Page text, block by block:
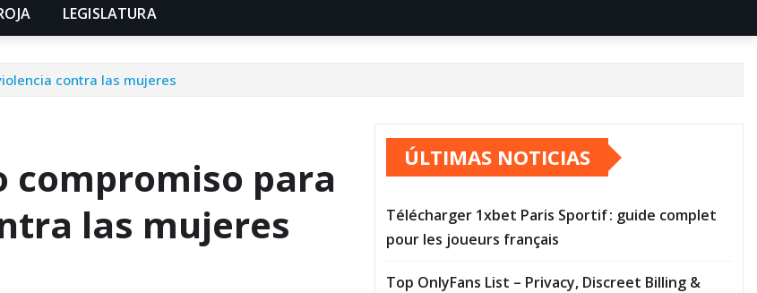
LEGISLATURA
contra las mujeres
compromiso para
las mujeres
ÚLTIMAS NOTICIAS
Télécharger 1xbet Paris Sportif : guide complet
pour les joueurs français
Top OnlyFans List – Privacy, Discreet Billing &